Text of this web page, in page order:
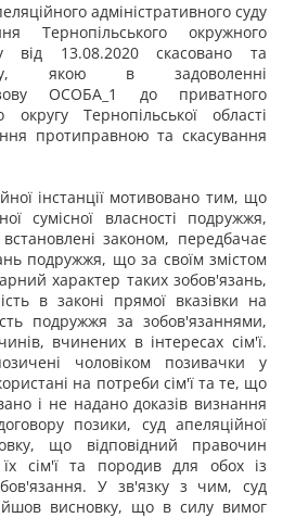
адміністративного суду
Тернопільського окружного
від 13.08.2020 скасовано та
якою в задоволенні
ОСОБА_1 до приватного
округу Тернопільської області
протиправною та скасування
інстанції мотивовано тим, що
сумісної власності подружжя,
законом, передбачає
подружжя, що за своїм змістом
характер таких зобов'язань,
в законі прямої вказівки на
подружжя за зобов'язаннями,
вчинених в інтересах сім'ї.
чоловіком позивачки у
на потреби сім'ї та те, що
і не надано доказів визнання
позики, суд апеляційної
що відповідний правочин
сім'ї та породив для обох із
У зв'язку з чим, суд
висновку, що в силу вимог